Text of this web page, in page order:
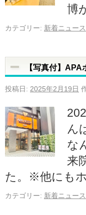
博
カテゴリー: 新着ニュース
【写真付】
投稿日: 2025年2月19日
ん
な
来
た。※他にも
カテゴリー: 新着ニュース